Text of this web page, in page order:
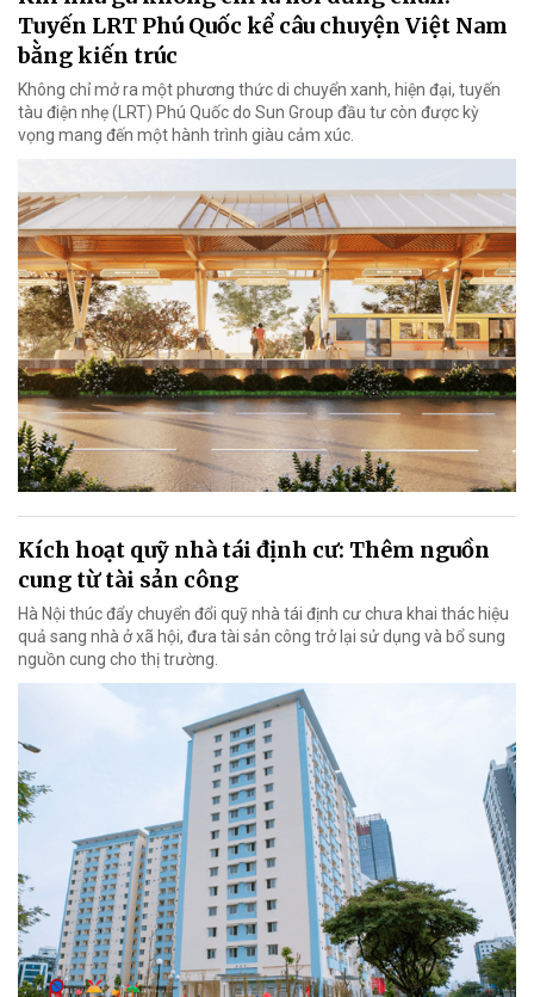
Tuyến LRT Phú Quốc kể câu chuyện Việt Nam
bằng kiến trúc
Không chỉ mở ra một phương thức di chuyển xanh, hiện đại, tuyến
tàu điện nhẹ (LRT) Phú Quốc do Sun Group đầu tư còn được kỳ
vọng mang đến một hành trình giàu cảm xúc.
Kích hoạt quỹ nhà tái định cư: Thêm nguồn
cung từ tài sản công
Hà Nội thúc đẩy chuyển đổi quỹ nhà tái định cư chưa khai thác hiệu
quả sang nhà ở xã hội, đưa tài sản công trở lại sử dụng và bổ sung
nguồn cung cho thị trường.